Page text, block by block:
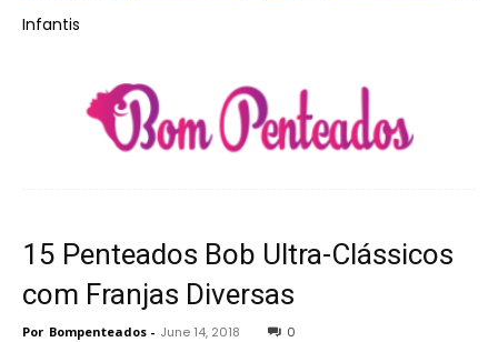
Infantis
15 Penteados Bob Ultra-Clássicos
com Franjas Diversas
Por Bompenteados - June 14, 2018 0